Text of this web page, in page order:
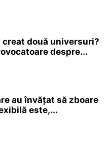
creat două universuri?
despre...
au învățat să zboare
este,...